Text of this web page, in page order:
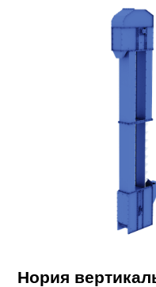
Нория